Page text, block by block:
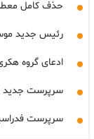
حذف کامل
رئیس جدید
ادعای گروه
سرپرست جدید
سرپرست